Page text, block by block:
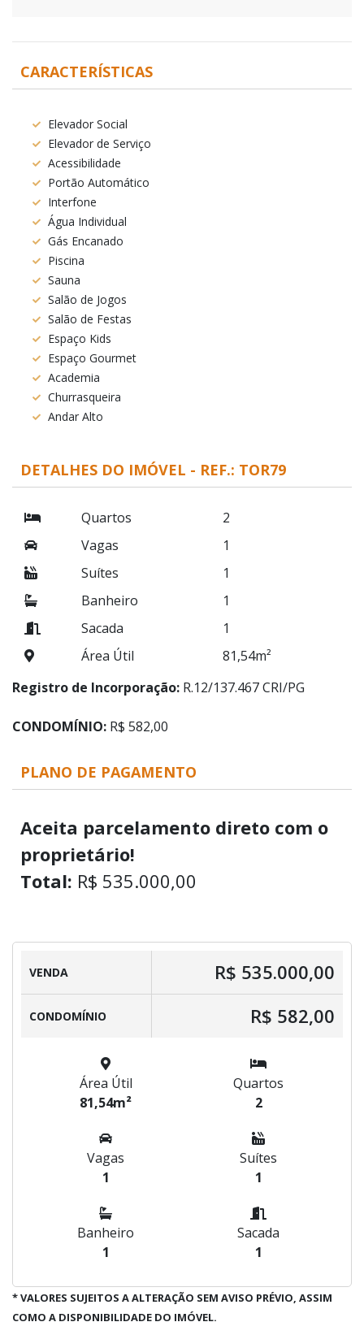
CARACTERÍSTICAS
Elevador Social
Elevador de Serviço
Acessibilidade
Portão Automático
Interfone
Água Individual
Gás Encanado
Piscina
Sauna
Salão de Jogos
Salão de Festas
Espaço Kids
Espaço Gourmet
Academia
Churrasqueira
Andar Alto
DETALHES DO IMÓVEL - REF.: TOR79
Quartos
2
Vagas
1
Suítes
1
Banheiro
1
Sacada
1
Área Útil
81,54m²
Registro de Incorporação: R.12/137.467 CRI/PG
CONDOMÍNIO: R$ 582,00
PLANO DE PAGAMENTO
Aceita parcelamento direto com o
proprietário!
Total: R$ 535.000,00
VENDA R$ 535.000,00
CONDOMÍNIO R$ 582,00
Área Útil
81,54m²
Quartos
2
Vagas
1
Suítes
1
Banheiro
1
Sacada
1
* VALORES SUJEITOS A ALTERAÇÃO SEM AVISO PRÉVIO, ASSIM
COMO A DISPONIBILIDADE DO IMÓVEL.